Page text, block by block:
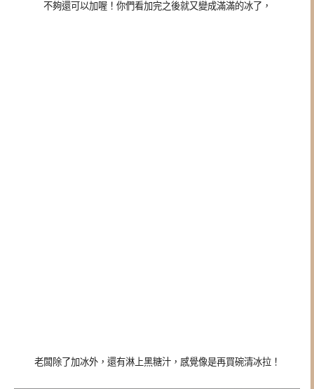
不夠還可以加喔！你們看加完之後就又變成滿滿的冰了，
老闆除了加冰外，還有淋上黑糖汁，感覺像是再買碗清冰拉！